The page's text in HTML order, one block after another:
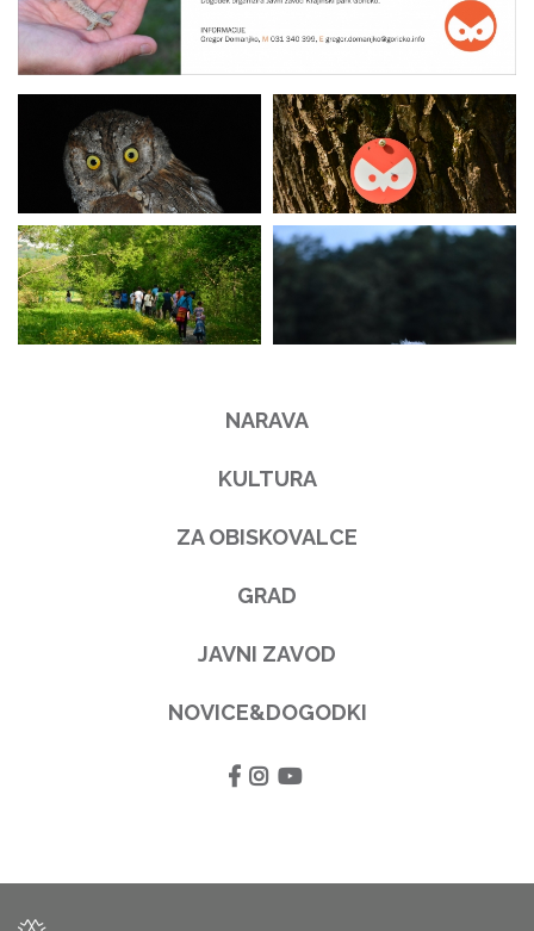
NARAVA
KULTURA
ZA OBISKOVALCE
GRAD
JAVNI ZAVOD
NOVICE&DOGODKI